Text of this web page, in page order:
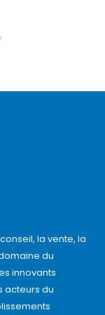
la vente, la
du
innovants
acteurs du